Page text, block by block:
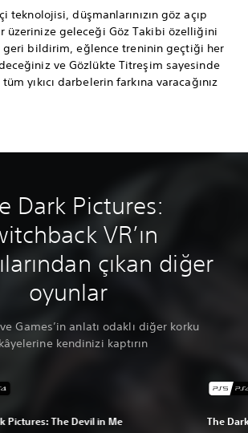
teknolojisi, düşmanlarınızın göz açıp
üzerinize geleceği Göz Takibi özelliğini
geri bildirim, eğlence treninin geçtiği her
ve Gözlükte Titreşim sayesinde
tüm yıkıcı darbelerin farkına varacağınız
Dark Pictures:
VR’ın
çıkan diğer
oyunlar
Games’in anlatı odaklı diğer korku
kendinizi kaptırın
Pictures: The Devil in Me The